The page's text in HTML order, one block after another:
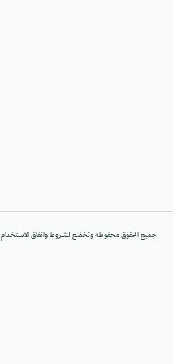
جميع الحقوق محفوظة وتخضع لشروط واتفاق الاستخدام